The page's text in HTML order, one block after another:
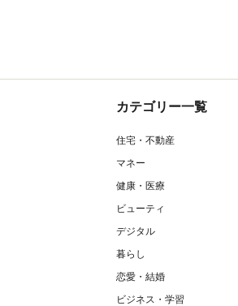
カテゴリー一覧
住宅・不動産
マネー
健康・医療
ビューティ
デジタル
暮らし
恋愛・結婚
ビジネス・学習